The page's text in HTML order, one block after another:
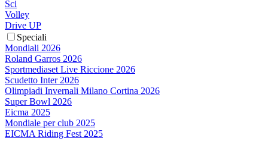
Sci
Volley
Drive UP
Speciali
Mondiali 2026
Roland Garros 2026
Sportmediaset Live Riccione 2026
Scudetto Inter 2026
Olimpiadi Invernali Milano Cortina 2026
Super Bowl 2026
Eicma 2025
Mondiale per club 2025
EICMA Riding Fest 2025